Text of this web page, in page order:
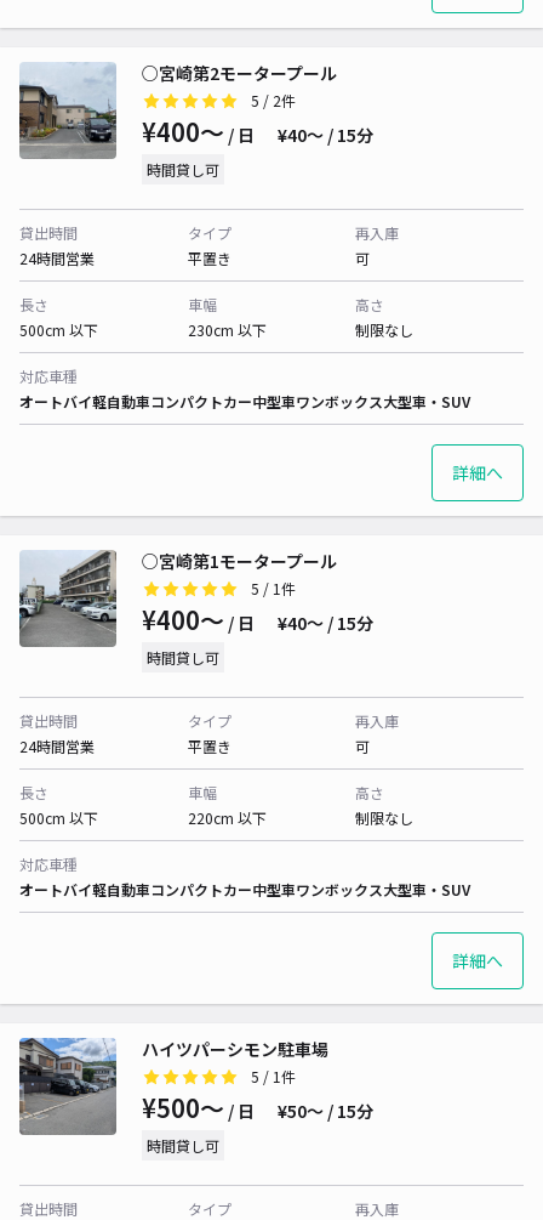
○宮崎第2モータープール
5 / 2件
¥400〜 / 日 ¥40〜 / 15分
時間貸し可
貸出時間
24時間営業
タイプ
平置き
再入庫
可
長さ
500cm 以下
車幅
230cm 以下
高さ
制限なし
対応車種
オートバイ軽自動車コンパクトカー中型車ワンボックス大型車・SUV
詳細へ
○宮崎第1モータープール
5 / 1件
¥400〜 / 日 ¥40〜 / 15分
時間貸し可
貸出時間
24時間営業
タイプ
平置き
再入庫
可
長さ
500cm 以下
車幅
220cm 以下
高さ
制限なし
対応車種
オートバイ軽自動車コンパクトカー中型車ワンボックス大型車・SUV
詳細へ
ハイツパーシモン駐車場
5 / 1件
¥500〜 / 日 ¥50〜 / 15分
時間貸し可
貸出時間
タイプ
再入庫